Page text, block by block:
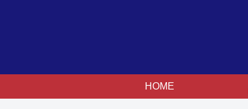
HOME